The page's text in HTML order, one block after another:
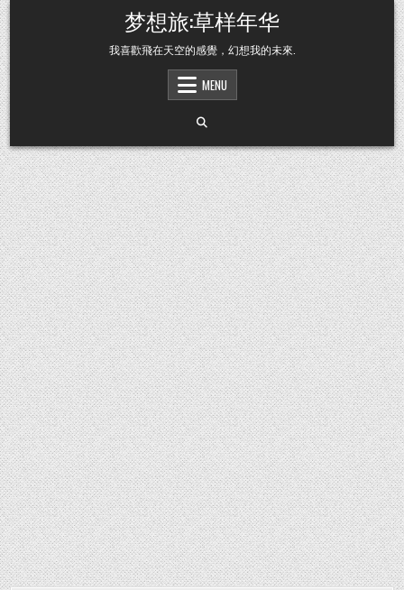
Skip to content 梦想旅:草样年华
我喜歡飛在天空的感覺，幻想我的未來.
MENU